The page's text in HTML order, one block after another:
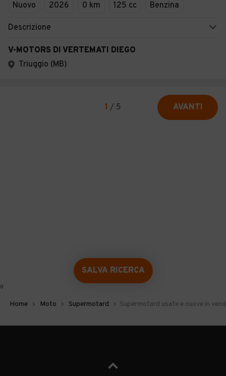
Nuovo 2026 0 km 125 cc Benzina
Descrizione
V-MOTORS DI VERTEMATI DIEGO
Triuggio (MB)
1 / 5 AVANTI
SALVA RICERCA
0
Home Moto Supermotard Supermotard usate e nuove in